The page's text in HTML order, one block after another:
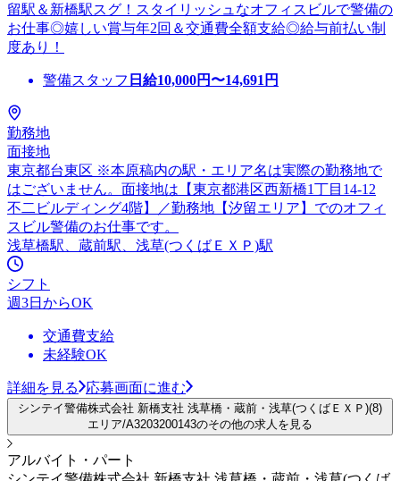
留駅＆新橋駅スグ！スタイリッシュなオフィスビルで警備の
お仕事◎嬉しい賞与年2回＆交通費全額支給◎給与前払い制
度あり！
警備スタッフ 日給10,000円〜14,691 円
勤務地
面接地
東京都台東区 ※本原稿内の駅・エリア名は実際の勤務地で
はございません。面接地は【東京都港区西新橋1丁目14-12
不二ビルディング4階】／勤務地【汐留エリア】でのオフィ
スビル警備のお仕事です。
浅草橋駅、蔵前駅、浅草(つくばＥＸＰ)駅
シフト
週3日からOK
交通費支給
未経験OK
詳細を見る 応募画面に進む
シンテイ警備株式会社 新橋支社 浅草橋・蔵前・浅草(つくばＥＸＰ)(8)
エリア/A3203200143のその他の求人を見る
アルバイト・パート